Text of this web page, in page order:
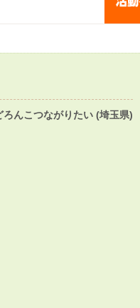
ろんこつながりたい (埼玉県)